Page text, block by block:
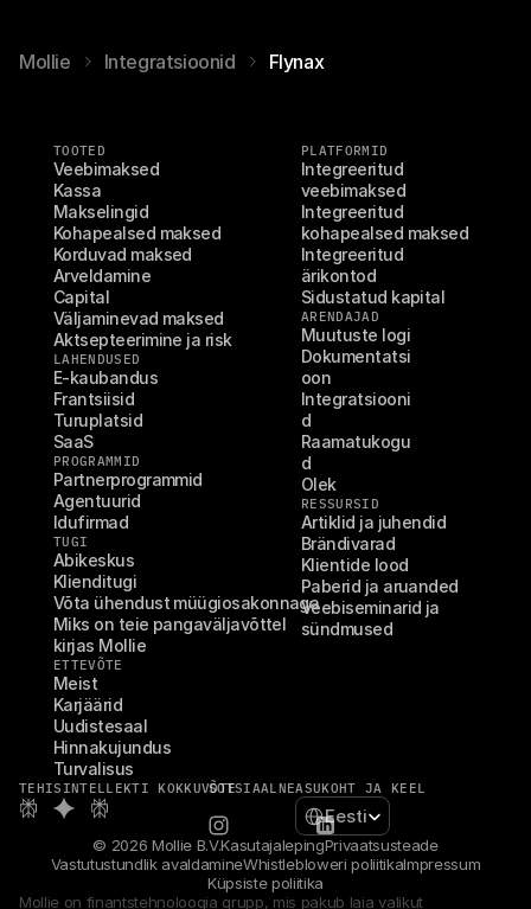
Mollie Integratsioonid Flynax
TOOTED
Veebimaksed
Kassa
Makselingid
Kohapealsed maksed
Korduvad maksed
Arveldamine
Capital
Väljaminevad maksed
Aktsepteerimine ja risk
LAHENDUSED
E-kaubandus
Frantsiisid
Turuplatsid
SaaS
PROGRAMMID
Partnerprogrammid
Agentuurid
Idufirmad
TUGI
Abikeskus
Klienditugi
Võta ühendust müügiosakonnaga
Miks on teie pangaväljavõttel
kirjas Mollie
ETTEVÕTE
Meist
Karjäärid
Uudistesaal
Hinnakujundus
Turvalisus
PLATFORMID
Integreeritud
veebimaksed
Integreeritud
kohapealsed maksed
Integreeritud
ärikontod
Sidustatud kapital
ARENDAJAD
Muutuste logi
Dokumentatsi
oon
Integratsiooni
d
Raamatukogu
d
Olek
RESSURSID
Artiklid ja juhendid
Brändivarad
Klientide lood
Paberid ja aruanded
Veebiseminarid ja
sündmused
TEHISINTELLEKTI KOKKUVÕTESOTSIAALNEASUKOHT JA KEEL
Select Language
Eesti
© 2026 Mollie B.V.KasutajalepingPrivaatsusteade
Vastutustundlik avaldamineWhistlebloweri poliitikaImpressum
Küpsiste poliitika
Mollie on finantstehnoloogia grupp, mis pakub laia valikut